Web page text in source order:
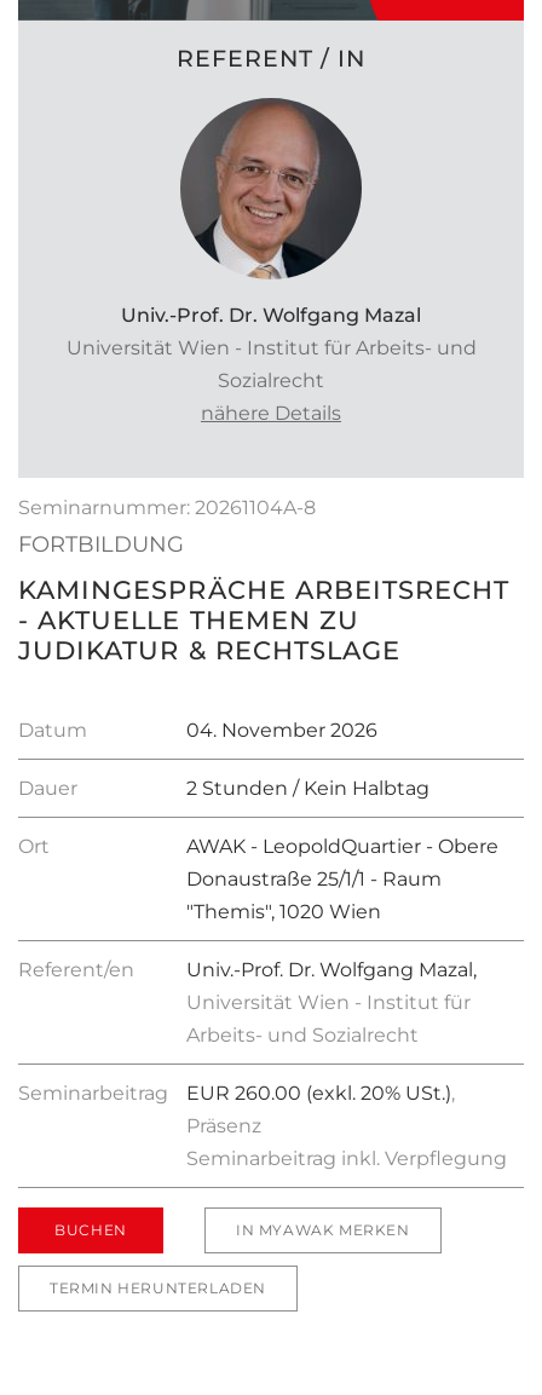
REFERENT / IN
Univ.-Prof. Dr. Wolfgang Mazal
Universität Wien - Institut für Arbeits- und
Sozialrecht
nähere Details
Seminarnummer: 20261104A-8
FORTBILDUNG
KAMINGESPRÄCHE ARBEITSRECHT
- AKTUELLE THEMEN ZU
JUDIKATUR & RECHTSLAGE
Datum 04. November 2026
Dauer 2 Stunden / Kein Halbtag
Ort
AWAK - LeopoldQuartier - Obere
Donaustraße 25/1/1 - Raum
"Themis", 1020 Wien
Referent/en
Univ.-Prof. Dr. Wolfgang Mazal,
Universität Wien - Institut für
Arbeits- und Sozialrecht
Seminarbeitrag EUR 260.00 (exkl. 20% USt.),
Präsenz
Seminarbeitrag inkl. Verpflegung
BUCHEN IN MYAWAK MERKEN
TERMIN HERUNTERLADEN